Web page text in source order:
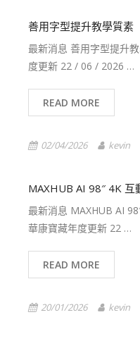
善用字型提升教學質素
最新消息 善用字型提升
度更新 22 / 06 / 2026 …
READ MORE
02/04/2026 kevin
MAXHUB AI 98″ 4K 互
最新消息 MAXHUB AI
華康寶藏年度更新 22 …
READ MORE
20/01/2026 kevin